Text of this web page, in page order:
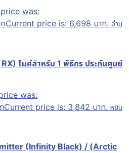
was:
Current price is: 6,698 บาท. อ่าน
ไมค์สำหรับ 1 พิธีกร ประกันศูนย์
was:
Current price is: 3,842 บาท. หยิบ
(Infinity Black) / (Arctic